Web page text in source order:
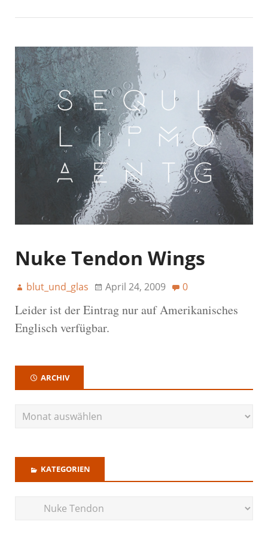
Nuke Tendon Wings
blut_und_glas April 24, 2009 0
Leider ist der Eintrag nur auf Amerikanisches
Englisch verfügbar.
ARCHIV
KATEGORIEN